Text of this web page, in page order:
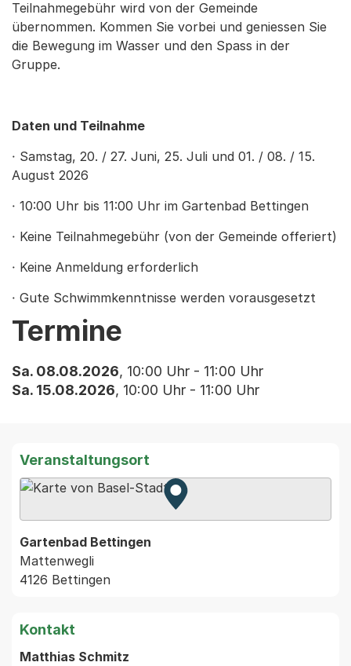
Teilnahmegebühr wird von der Gemeinde
übernommen. Kommen Sie vorbei und geniessen Sie
die Bewegung im Wasser und den Spass in der
Gruppe.
Daten und Teilnahme
· Samstag, 20. / 27. Juni, 25. Juli und 01. / 08. / 15.
August 2026
· 10:00 Uhr bis 11:00 Uhr im Gartenbad Bettingen
· Keine Teilnahmegebühr (von der Gemeinde offeriert)
· Keine Anmeldung erforderlich
· Gute Schwimmkenntnisse werden vorausgesetzt
Termine
Sa. 08.08.2026, 10:00 Uhr - 11:00 Uhr
Sa. 15.08.2026, 10:00 Uhr - 11:00 Uhr
Veranstaltungsort
Zur Karte von MapBS.
Externer Link, wird in einem
Gartenbad Bettingen
Mattenwegli
4126 Bettingen
Kontakt
Matthias Schmitz